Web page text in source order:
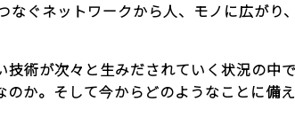
ぐネットワークから人、モノに広がり
術が次々と生みだされていく状況の中
か。そして今からどのようなことに備